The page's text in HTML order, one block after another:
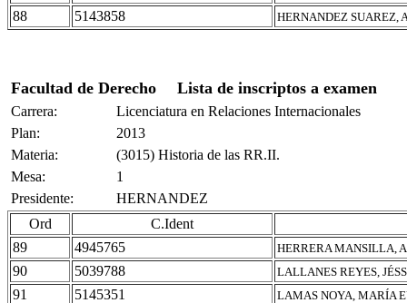
88 5143858 HERNANDEZ SUAREZ,
Facultad de Derecho Lista de inscriptos a examen
Carrera:
Licenciatura en Relaciones Internacionales
Plan:
2013
Materia:
(3015) Historia de las RR.II.
Mesa:
1
Presidente:
HERNANDEZ
Ord
C.Ident
89
4945765 HERRERA MANSILLA,
90 5039788 LALLANES REYES,
91 5145351 LAMAS NOYA, MARÍA